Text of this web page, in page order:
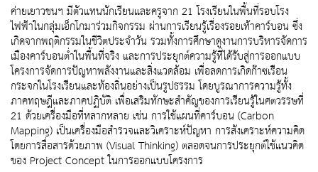
ค่ายเยาวชนฯ มีตัวแทนนักเรียนและครูจาก 21 โรงเรียนในพื้นที่รอบโรง
ไฟฟ้าในกลุ่มเอ็กโกมาร่วมกิจกรรม ผ่านการเรียนรู้เรื่องรอยเท้าคาร์บอน ซึ่ง
เกิดจากพฤติกรรมในชีวิตประจำวัน รวมทั้งการศึกษาดูงานการบริหารจัดการ
เมืองคาร์บอนต่ำในพื้นที่จริง และการประยุกต์ความรู้ที่ได้รับสู่การออกแบบ
โครงการจัดการปัญหาพลังงานและสิ่งแวดล้อม เพื่อลดการเกิดก๊าซเรือน
กระจกในโรงเรียนและท้องถิ่นอย่างเป็นรูปธรรม โดยบูรณาการความรู้ทั้ง
ภาคทฤษฎีและภาคปฏิบัติ เพื่อเสริมทักษะสำคัญของการเรียนรู้ในศตวรรษที่
21 ด้วยเครื่องมือที่หลากหลาย เช่น การใช้แผนที่คาร์บอน (Carbon
Mapping) เป็นเครื่องมือสำรวจและวิเคราะห์ปัญหา การสังเคราะห์ความคิด
โดยการสื่อสารด้วยภาพ (Visual Thinking) ตลอดจนการประยุกต์ใช้แนวคิด
ของ Project Concept ในการออกแบบโครงการ